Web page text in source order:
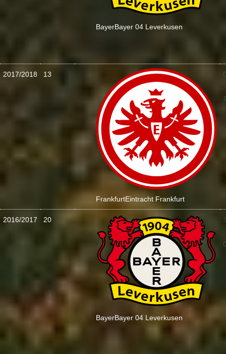
BayerBayer 04 Leverkusen
2017/2018 13
FrankfurtEintracht Frankfurt
:
2016/2017 20
BayerBayer 04 Leverkusen
: